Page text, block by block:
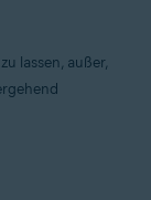
lassen, außer,